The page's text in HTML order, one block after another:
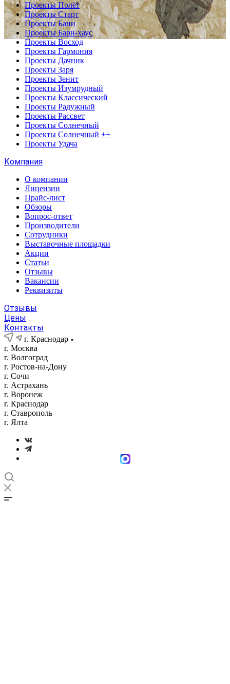
Проекты Полёт
Проекты Старт
Проекты Бани
Проекты Барн-хаус
Проекты Восход
Проекты Гармония
Проекты Дачник
Проекты Заря
Проекты Зенит
Проекты Изумрудный
Проекты Классический
Проекты Радужный
Проекты Рассвет
Проекты Солнечный
Проекты Солнечный ++
Проекты Удача
Компания
О компании
Лицензии
Прайс-лист
Обзоры
Вопрос-ответ
Производители
Сотрудники
Выставочные площадки
Акции
Статьи
Отзывы
Вакансии
Реквизиты
Отзывы
Цены
Контакты
г. Краснодар
г. Москва
г. Волгоград
г. Ростов-на-Дону
г. Сочи
г. Астрахань
г. Воронеж
г. Краснодар
г. Ставрополь
г. Ялта